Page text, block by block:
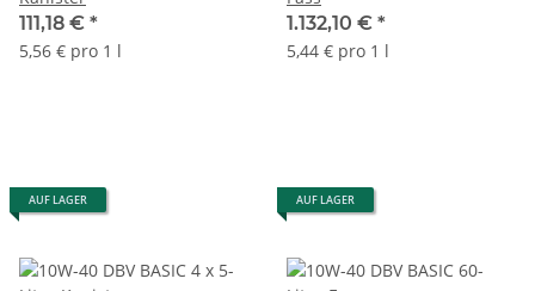
111,18 € *
5,56 € pro 1 l
1.132,10 € *
5,44 € pro 1 l
AUF LAGER AUF LAGER